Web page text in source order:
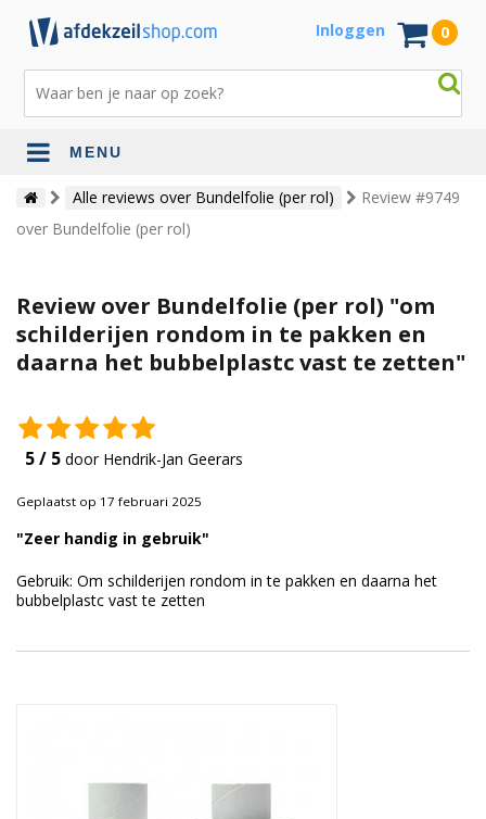
Inloggen 0
MENU
Alle reviews over Bundelfolie (per rol)
Review #9749
over Bundelfolie (per rol)
Review over Bundelfolie (per rol) "om
schilderijen rondom in te pakken en
daarna het bubbelplastc vast te zetten"
5 / 5 door Hendrik-Jan Geerars
Geplaatst op 17 februari 2025
"Zeer handig in gebruik"
Gebruik: Om schilderijen rondom in te pakken en daarna het
bubbelplastc vast te zetten